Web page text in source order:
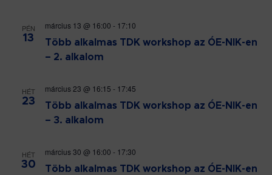
PÉN
13
március 13 @ 16:00 - 17:10
Több alkalmas TDK workshop az ÓE-NIK-en
– 2. alkalom
HÉT
23
március 23 @ 16:15 - 17:45
Több alkalmas TDK workshop az ÓE-NIK-en
– 3. alkalom
HÉT
30
március 30 @ 16:00 - 17:30
Több alkalmas TDK workshop az ÓE-NIK-en